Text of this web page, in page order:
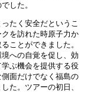
した。
たく安全だというこ
を訪れた時原子力か
ことができました。
への自覚を促し、効
ぶ機会を提供する役
面だけでなく福島の
た。ツアーの初日、